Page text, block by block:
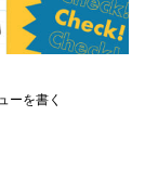
ーを書く